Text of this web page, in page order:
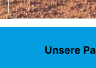
Unsere